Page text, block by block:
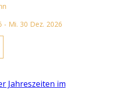
online und telefonisch.
- Mi. 30 Dez. 2026